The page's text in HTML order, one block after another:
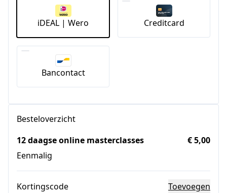
iDEAL | Wero Creditcard
Bancontact
Besteloverzicht
12 daagse online masterclasses
Eenmalig
€ 5,00
Kortingscode Toevoegen